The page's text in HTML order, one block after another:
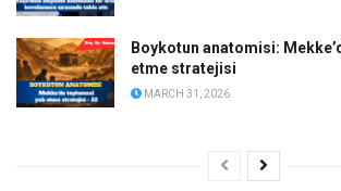
Boykotun anatomisi:
etme stratejisi
MARCH 31, 2026